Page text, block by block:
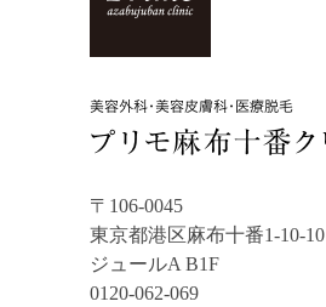
〒106-0045
東京都港区麻布十番1-10-10
ジュールA B1F
0120-062-069